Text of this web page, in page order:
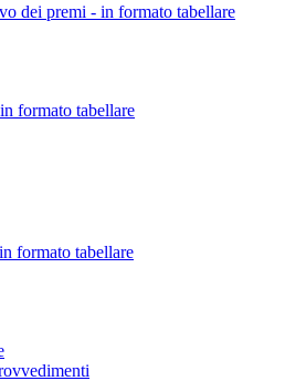
dei premi - in formato tabellare
formato tabellare
formato tabellare